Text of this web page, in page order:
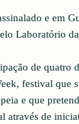
e em
Laboratório
de quatro
festival que
e que
através de